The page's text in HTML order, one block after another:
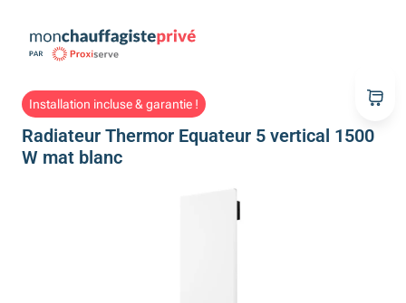
Installation incluse & garantie !
Radiateur Thermor Equateur 5 vertical 1500
W mat blanc